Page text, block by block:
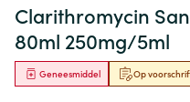
Clarithromycin
80ml 250mg/5ml
Op
Geneesmiddel